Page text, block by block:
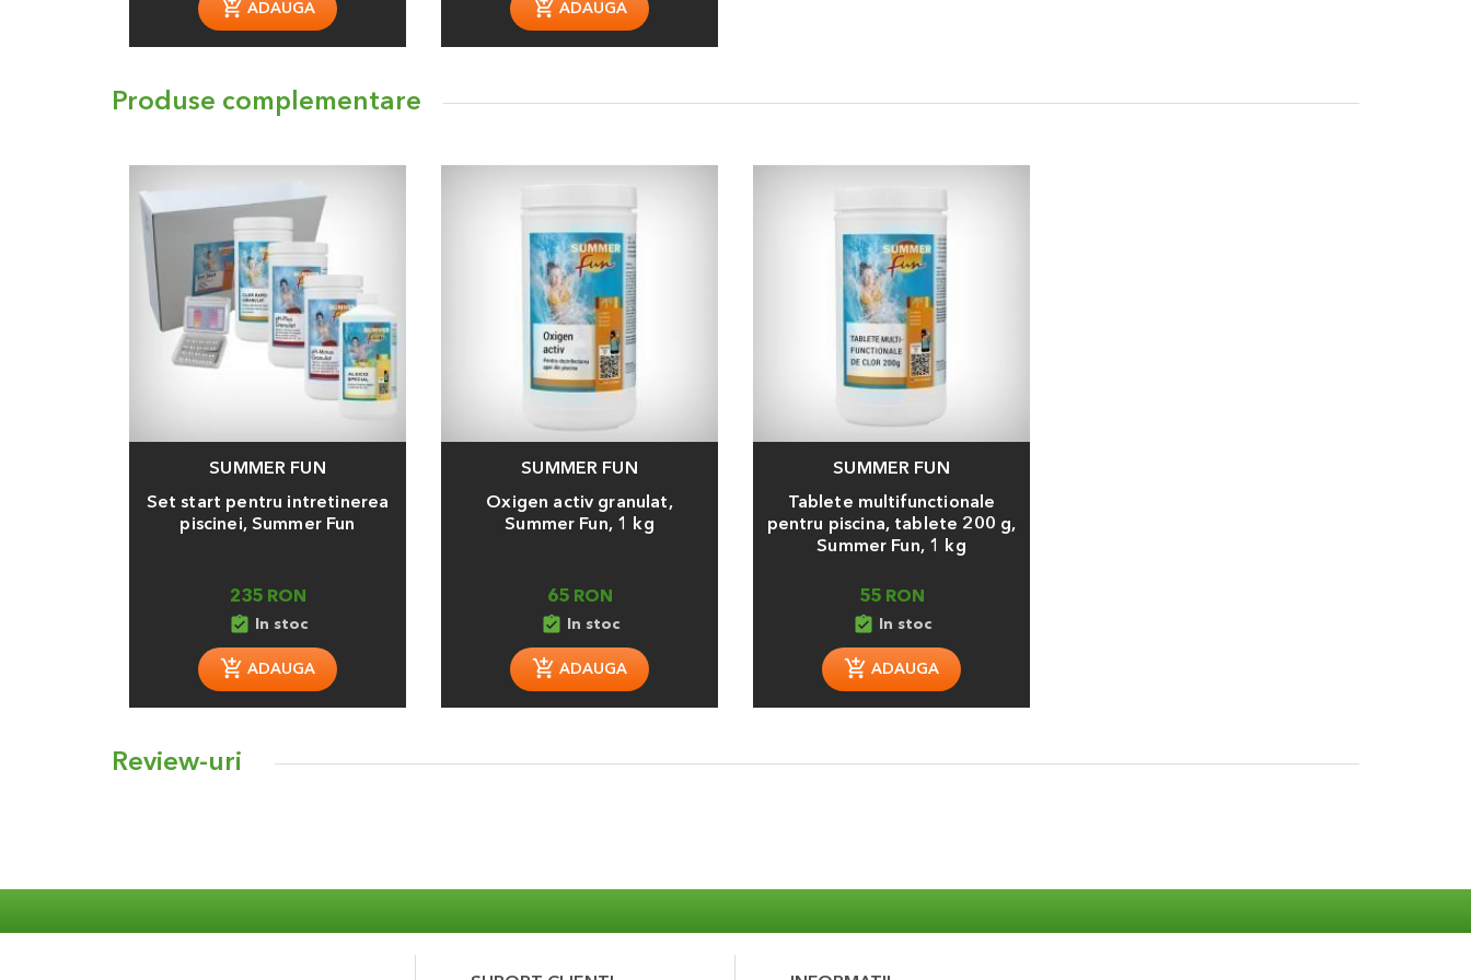
ADAUGA ADAUGA
Produse complementare
SUMMER FUN
Set start pentru intretinerea
piscinei, Summer Fun
235 RON
assignment_turned_in In stoc
ADAUGA
SUMMER FUN
Oxigen activ granulat,
Summer Fun, 1 kg
65 RON
assignment_turned_in In stoc
ADAUGA
SUMMER FUN
Tablete multifunctionale
pentru piscina, tablete 200 g,
Summer Fun, 1 kg
55 RON
assignment_turned_in In stoc
ADAUGA
Review-uri